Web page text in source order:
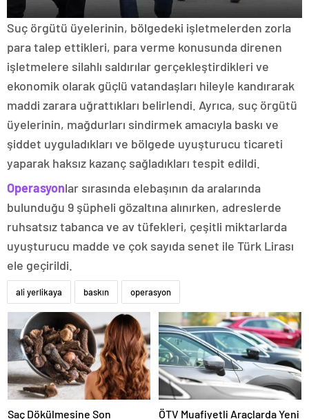
Suç örgütü üyelerinin, bölgedeki işletmelerden zorla
para talep ettikleri, para verme konusunda direnen
işletmelere silahlı saldırılar gerçekleştirdikleri ve
ekonomik olarak güçlü vatandaşları hileyle kandırarak
maddi zarara uğrattıkları belirlendi. Ayrıca, suç örgütü
üyelerinin, mağdurları sindirmek amacıyla baskı ve
şiddet uyguladıkları ve bölgede uyuşturucu ticareti
yaparak haksız kazanç sağladıkları tespit edildi.
Operasyonlar sırasında elebaşının da aralarında
bulunduğu 9 şüpheli gözaltına alınırken, adreslerde
ruhsatsız tabanca ve av tüfekleri, çeşitli miktarlarda
uyuşturucu madde ve çok sayıda senet ile Türk Lirası
ele geçirildi.
ali yerlikaya baskın operasyon
Saç Dökülmesine Son ÖTV Muafiyetli Araçlarda Yeni